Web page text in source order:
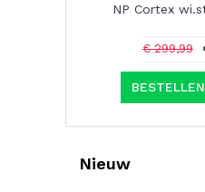
NP Cortex
€ 299,99
BESTELLEN
Nieuw